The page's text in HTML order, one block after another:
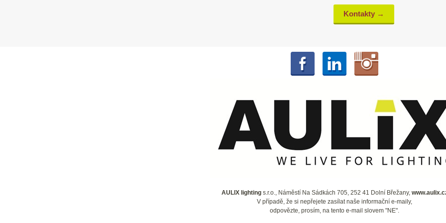
Kontakty →
AULIX lightings.r.o., Náměstí Na Sádkách 705, 252 41 Dolní Břežany,
V případě, že si nepřejete zasílat naše informační e-maily,
odpovězte, prosím, na tento e-mail slovem "NE".